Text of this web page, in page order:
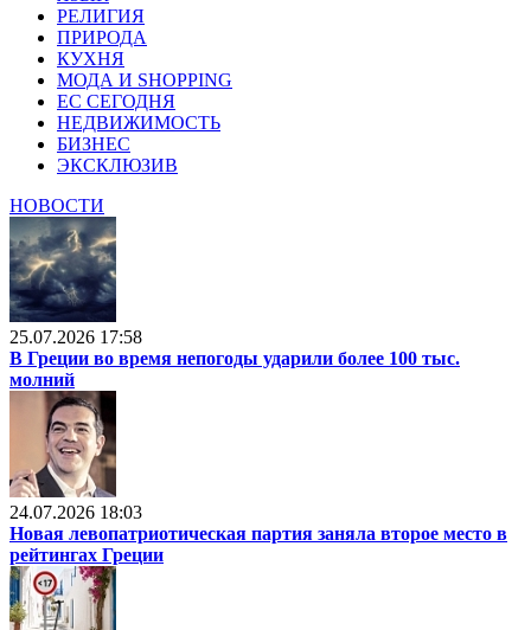
РЕЛИГИЯ
ПРИРОДА
КУХНЯ
МОДА И SHOPPING
ЕС СЕГОДНЯ
НЕДВИЖИМОСТЬ
БИЗНЕС
ЭКСКЛЮЗИВ
НОВОСТИ
25.07.2026 17:58
В Греции во время непогоды ударили более 100 тыс.
молний
24.07.2026 18:03
Новая левопатриотическая партия заняла второе место в
рейтингах Греции